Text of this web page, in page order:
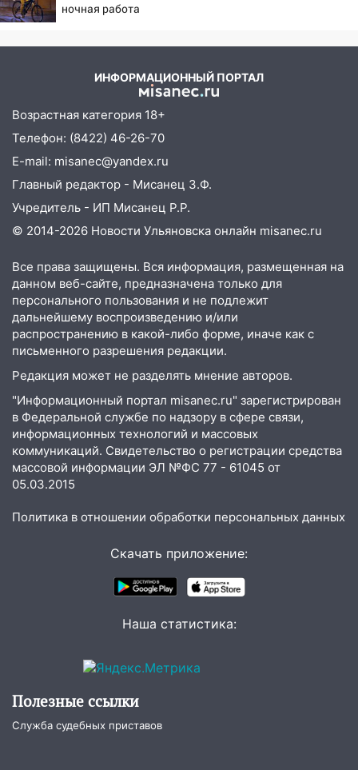
12:34
На Ульяновскую область
Ульяновец хотел купить иномарку
из Европы и потерял 760 тысяч рублей
12:20
В Чердаклинском районе
столкнулись «Лада» и Chevrolet:
пострадал 14-летний подросток
12:00
Где есть бензин в Ульяновске 7
августа: список АЗС
случайно задушил его: суд вынес
приговор
11:38 В Ленинском районе пожар
полностью уничтожил дачный дом и
сарай
11:38
В Госдуме предложили отменить
11:25 В Ульяновске ИИ будет выявлять
нарушителей на контейнерных
площадках
11:20 Ульяновская шахматистка
золота в составе сборной мира
В Ульяновске открыли памятную
доску декабристу Кондратию Рылееву
В Ульяновске спасатели ночью
садах 79-летнего мужчину
На нескольких улицах Ульяновска
временно отключили холодную воду
10:14 В Ульяновске двоих участников
коррупционной схемы при ЦГКБ
ночная работа
ИНФОРМАЦИОННЫЙ ПОРТАЛ
Возрастная категория 18+
Телефон: (8422) 46-26-70
E-mail: misanec@yandex.ru
Главный редактор - Мисанец З.Ф.
Учредитель - ИП Мисанец Р.Р.
© 2014-2026 Новости Ульяновска онлайн misanec.ru
Все права защищены. Вся информация, размещенная на
данном веб-сайте, предназначена только для
персонального пользования и не подлежит
дальнейшему воспроизведению и/или
распространению в какой-либо форме, иначе как с
письменного разрешения редакции.
Редакция может не разделять мнение авторов.
"Информационный портал misanec.ru" зарегистрирован
в Федеральной службе по надзору в сфере связи,
информационных технологий и массовых
коммуникаций. Свидетельство о регистрации средства
массовой информации ЭЛ №ФС 77 - 61045 от
05.03.2015
Политика в отношении обработки персональных данных
Скачать приложение:
Наша статистика:
Полезные ссылки
Служба судебных приставов